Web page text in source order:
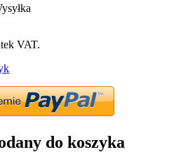
VAT.
do koszyka